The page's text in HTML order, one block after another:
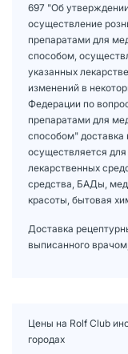
697 "Об
осуществление
препаратами для
способом,
указанных
изменений в
Федерации по
препаратами для
способом" доставка
осуществляется
лекарственных
средства, БАДы,
красоты, бытовая
Доставка
выписанного
Цены на Rolf Club
городах